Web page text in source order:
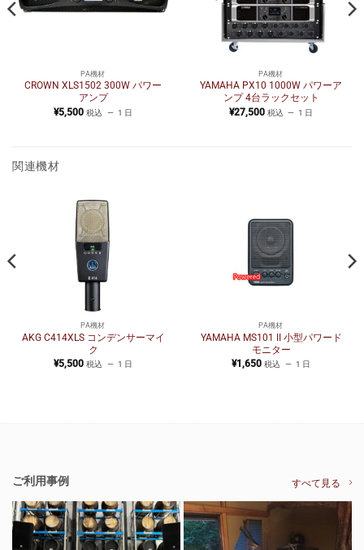
PA機材
CROWN XLS1502 300W パワー
アンプ
¥5,500 税込 1 日
PA機材
YAMAHA PX10 1000W パワーア
ンプ 4台ラックセット
¥27,500 税込 1 日
関連機材
PA機材
AKG C414XLS コンデンサーマイ
ク
¥5,500 税込 1 日
PA機材
YAMAHA MS101 II 小型パワード
モニター
¥1,650 税込 1 日
ご利用事例 すべて見る